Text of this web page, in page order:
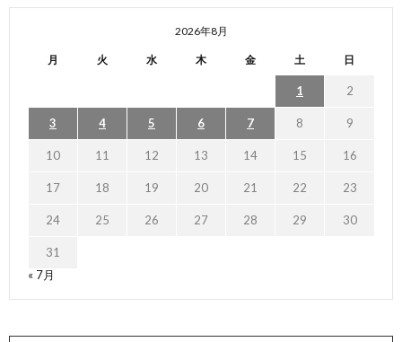
2026年8月
月 火 水 木 金 土 日
1 2
3 4 5 6 7 8 9
10 11 12 13 14 15 16
17 18 19 20 21 22 23
24 25 26 27 28 29 30
31
« 7月